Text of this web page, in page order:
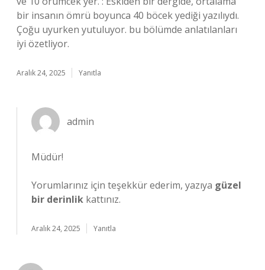
bir insanın ömrü boyunca 40 böcek yediği yazılıydı.
Çoğu uyurken yutuluyor. bu bölümde anlatılanları
iyi özetliyor.
Aralık 24, 2025 Yanıtla
admin
Müdür!
Yorumlarınız için teşekkür ederim, yazıya güzel
bir derinlik kattınız.
Aralık 24, 2025 Yanıtla